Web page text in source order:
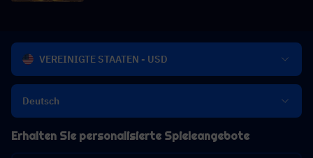
VEREINIGTE STAATEN - USD
Deutsch
Erhalten Sie personalisierte Spieleangebote